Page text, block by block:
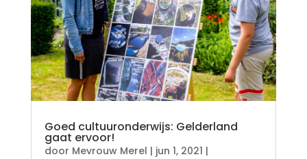
Goed cultuuronderwijs: Gelderland
gaat ervoor!
door Mevrouw Merel | jun 1, 2021 |